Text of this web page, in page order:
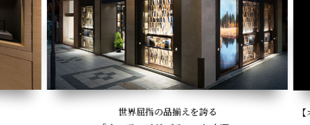
世界屈指の品揃えを誇る
【